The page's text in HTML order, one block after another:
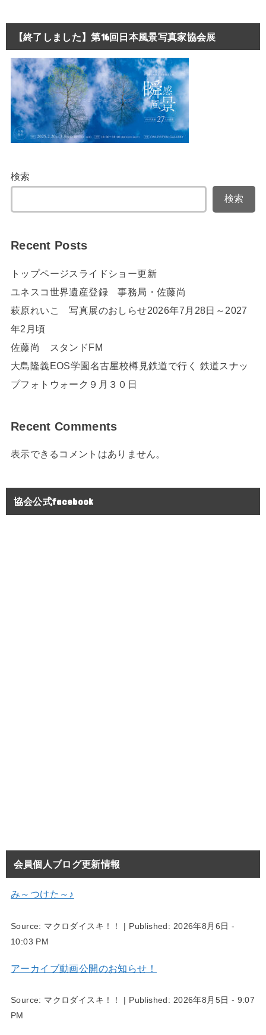
【終了しました】第16回日本風景写真家協会展
検索
検索
Recent Posts
トップページスライドショー更新
ユネスコ世界遺産登録 事務局・佐藤尚
萩原れいこ 写真展のおしらせ2026年7月28日～2027
年2月頃
佐藤尚 スタンドFM
大島隆義EOS学園名古屋校樽見鉄道で行く 鉄道スナッ
プフォトウォーク９月３０日
Recent Comments
表示できるコメントはありません。
協会公式facebook
会員個人ブログ更新情報
み～つけた～♪
Source: マクロダイスキ！！ | Published: 2026年8月6日 -
10:03 PM
アーカイブ動画公開のお知らせ！
Source: マクロダイスキ！！ | Published: 2026年8月5日 - 9:07
PM